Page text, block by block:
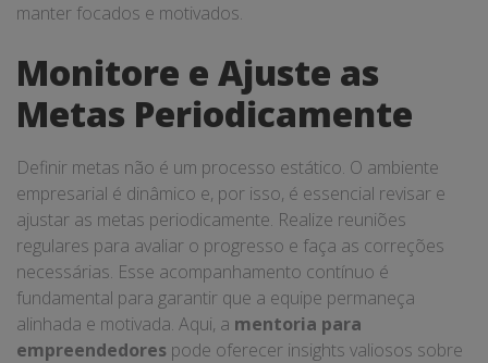
manter focados e motivados.
Monitore e Ajuste as
Metas Periodicamente
Definir metas não é um processo estático. O ambiente
empresarial é dinâmico e, por isso, é essencial revisar e
ajustar as metas periodicamente. Realize reuniões
regulares para avaliar o progresso e faça as correções
necessárias. Esse acompanhamento contínuo é
fundamental para garantir que a equipe permaneça
alinhada e motivada. Aqui, a mentoria para
empreendedores pode oferecer insights valiosos sobre